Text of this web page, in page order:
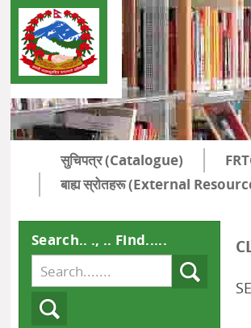
सुचिपत्र (Catalogue)
बाह्य स्रोतहरू (External
Search.. ., .. Find.....